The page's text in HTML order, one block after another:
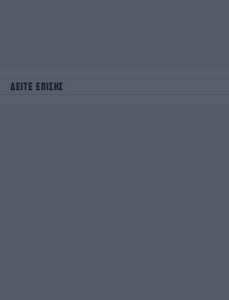
ΔΕΙΤΕ ΕΠΙΣΗΣ